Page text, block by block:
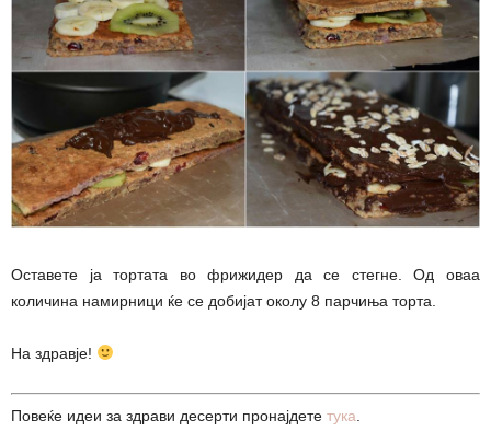
Оставете ја тортата во фрижидер да се стегне. Од оваа
количина намирници ќе се добијат околу 8 парчиња торта.
На здравје!
Повеќе идеи за здрави десерти пронајдете тука